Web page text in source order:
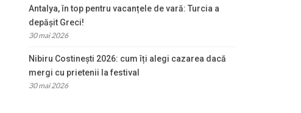
Antalya, în top pentru vacanțele de vară: Turcia a
depășit Greci!
30 mai 2026
Nibiru Costinești 2026: cum îți alegi cazarea dacă
mergi cu prietenii la festival
30 mai 2026